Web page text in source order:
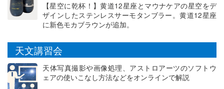
【星空に乾杯！】黄道12星座とマウナケアの星空をデ
ザインしたステンレスサーモタンブラー。黄道12星座
に新色モカブラウンが追加。
天文講習会
天体写真撮影や画像処理、アストロアーツのソフトウ
ェアの使いこなし方法などをオンラインで解説